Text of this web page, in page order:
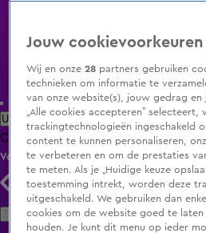
Uitzending Gemist Populaire programma's
ClipsFilmsRadioSmart TV inlog
Volg KIJK
Zoeken
Jouw cookievoorkeuren
Wij en onze28 partners gebruiken
technieken om informatie te
van onze website(s), jouw gedrag en
„Alle cookies accepteren” selecteert,
trackingtechnologieën ingeschakeld
content te kunnen personaliseren,
te verbeteren en om de prestaties
te meten. Als je „Huidige keuze
toestemming intrekt, worden deze
uitgeschakeld. We gebruiken dan
cookies om de website goed te
houden. Je kunt dit menu op ieder